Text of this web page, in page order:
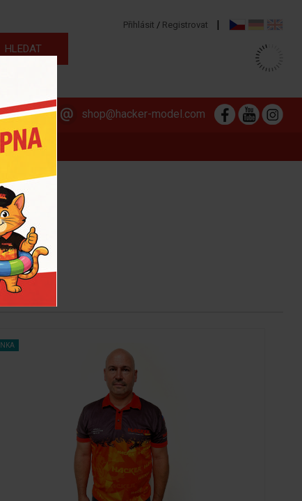
Přihlásit / Registrovat |
564 381 shop@hacker-model.com